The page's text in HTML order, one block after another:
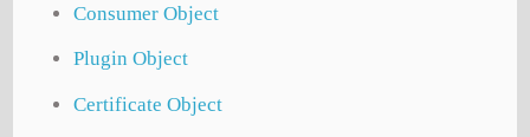
Consumer Object
Plugin Object
Certificate Object